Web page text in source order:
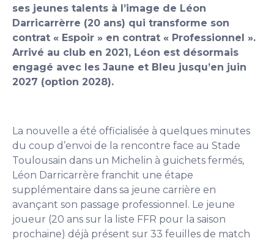
ses jeunes talents à l’image de Léon
Darricarrèrre (20 ans) qui transforme son
contrat « Espoir » en contrat « Professionnel ».
Arrivé au club en 2021, Léon est désormais
engagé avec les Jaune et Bleu jusqu’en juin
2027 (option 2028).
La nouvelle a été officialisée à quelques minutes
du coup d’envoi de la rencontre face au Stade
Toulousain dans un Michelin à guichets fermés,
Léon Darricarrère franchit une étape
supplémentaire dans sa jeune carrière en
avançant son passage professionnel. Le jeune
joueur (20 ans sur la liste FFR pour la saison
prochaine) déjà présent sur 33 feuilles de match